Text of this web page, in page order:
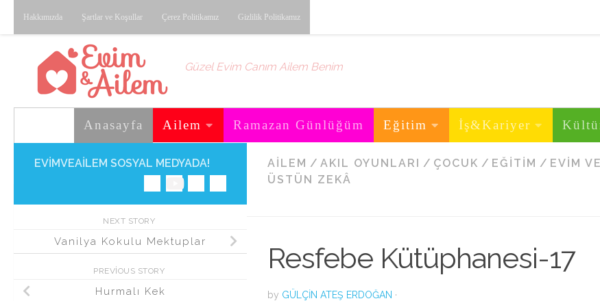
Skip to content
Hakkımızda Şartlar ve Koşullar Çerez Politikamız Gizlilik Politikamız
Güzel Evim Canım Ailem Benim
Anasayfa Ailem Ramazan Günlüğüm Eğitim İş&Kariyer
AILEM / AKIL OYUNLARI / ÇOCUK / EĞITIM / EVIM
ÜSTÜN ZEKÂ
Resfebe Kütüphanesi-17
by GÜLÇIN ATEŞ ERDOĞAN ·
EVIMVEAILEM SOSYAL MEDYADA!
NEXT STORY
Vanilya Kokulu Mektuplar
PREVIOUS STORY
Hurmalı Kek